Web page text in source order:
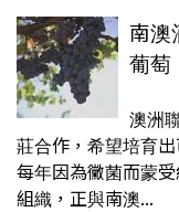
南澳
葡萄
澳洲
莊合作，希望培育
每年因為黴菌而蒙
組織，正與南澳...